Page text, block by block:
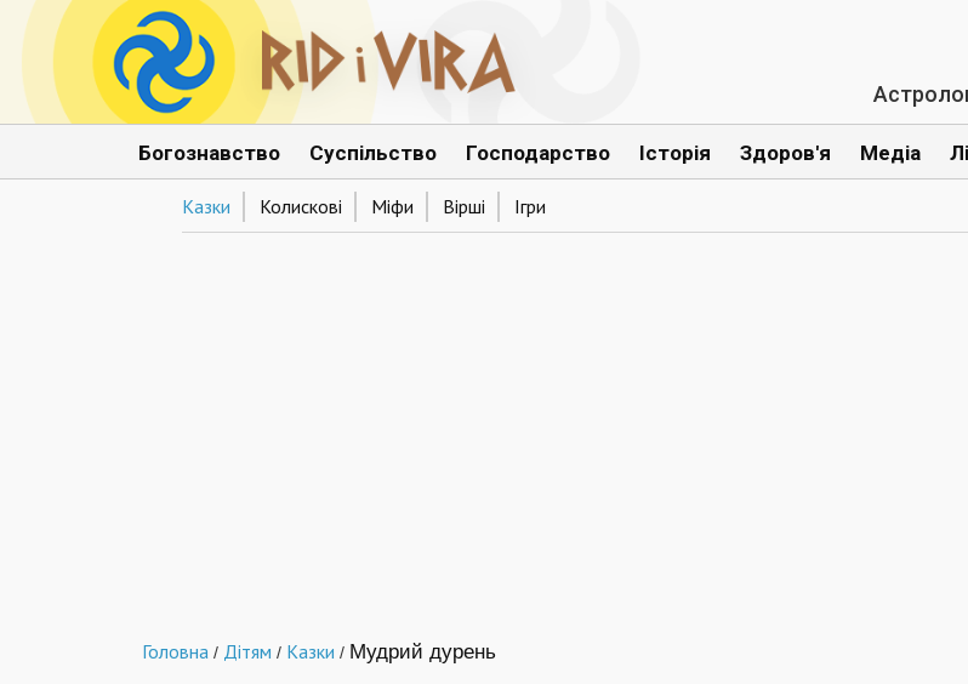
Богознавство Суспільство Господарство Історія Здоров'я Медіа
Казки Колискові Міфи Вірші Ігри
Головна / Дітям / Казки / Мудрий дурень